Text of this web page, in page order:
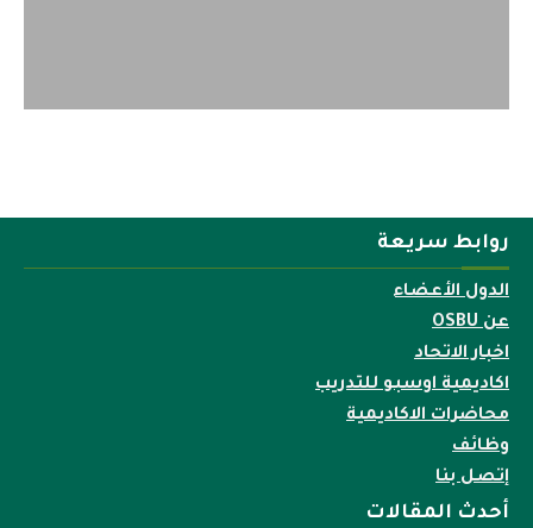
روابط سريعة
الدول الأعضاء
عن OSBU
اخبار الاتحاد
اكاديمية اوسبو للتدريب
محاضرات الاكاديمية
وظائف
إتصل بنا
أحدث المقالات